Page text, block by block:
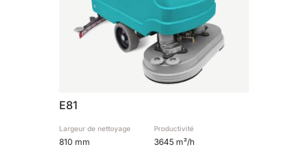
E110-D
1100 mm 8800 m²/h
E81
Largeur de nettoyage
810 mm
Productivité
3645 m²/h